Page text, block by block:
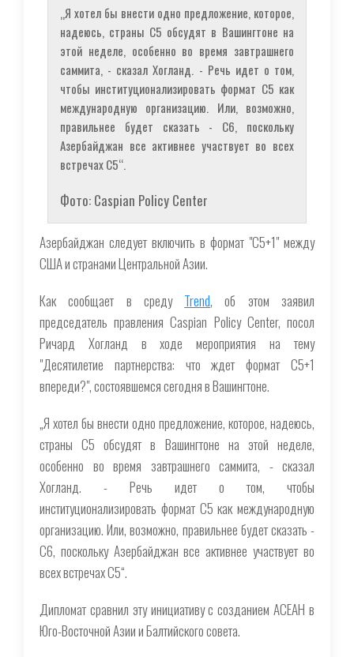
„Я хотел бы внести одно предложение, которое,
надеюсь, страны С5 обсудят в Вашингтоне на
этой неделе, особенно во время завтрашнего
саммита, - сказал Хогланд. - Речь идет о том,
чтобы институционализировать формат С5 как
международную организацию. Или, возможно,
правильнее будет сказать - С6, поскольку
Азербайджан все активнее участвует во всех
встречах С5“.
Фото: Caspian Policy Center
Азербайджан следует включить в формат "С5+1" между
США и странами Центральной Азии.
Как сообщает в среду Trend, об этом заявил
председатель правления Caspian Policy Center, посол
Ричард Хогланд в ходе мероприятия на тему
"Десятилетие партнерства: что ждет формат C5+1
впереди?", состоявшемся сегодня в Вашингтоне.
„Я хотел бы внести одно предложение, которое, надеюсь,
страны С5 обсудят в Вашингтоне на этой неделе,
особенно во время завтрашнего саммита, - сказал
Хогланд. - Речь идет о том, чтобы
институционализировать формат С5 как международную
организацию. Или, возможно, правильнее будет сказать -
С6, поскольку Азербайджан все активнее участвует во
всех встречах С5“.
Дипломат сравнил эту инициативу с созданием АСЕАН в
Юго-Восточной Азии и Балтийского совета.